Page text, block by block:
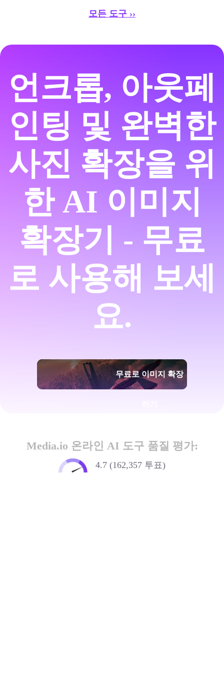
모든 도구 ››
언크롭, 아웃페
인팅 및 완벽한
사진 확장을 위
한 AI 이미지
확장기 - 무료
로 사용해 보세
요.
무료로 이미지 확장
Media.io 온라인 AI 도구 품질 평가:
4.7 (162,357 투표)